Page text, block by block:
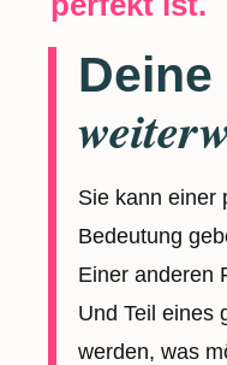
Sie kann einer
Bedeutung
Einer anderen
Und Teil eines
werden, was